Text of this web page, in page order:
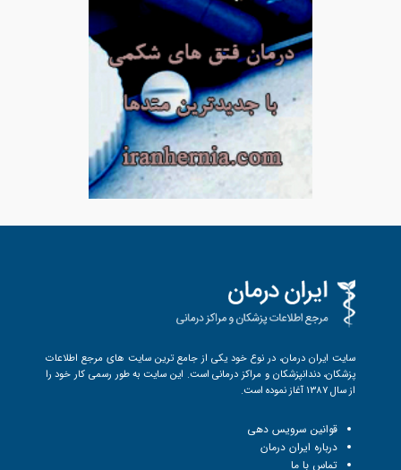
سایت ایران درمان، در نوع خود یکی از جامع ترین سایت های مرجع اطلاعات
پزشکان، دندانپزشکان و مراکز درمانی است. این سایت به طور رسمی کار خود را
از سال 1387 آغاز نموده است.
قوانین سرویس دهی
درباره ایران درمان
تماس با ما